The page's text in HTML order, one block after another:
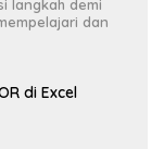
langkah demi
dan
di Excel